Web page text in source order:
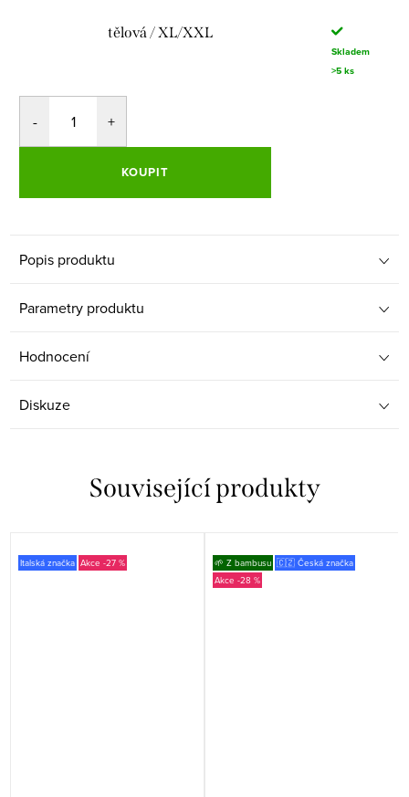
tělová / XL/XXL
Skladem
>5 ks
KOUPIT
Popis produktu
Parametry produktu
Hodnocení
Diskuze
Související produkty
Italská značka -27 % 🌱 Z bambusu 🇨🇿 Česká značka
-28 %